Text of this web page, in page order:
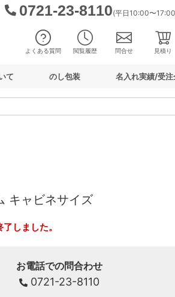
0721-23-8110(平日10:00〜
よくある質問 閲覧履歴 問合せ 見積り
て のし包装 名入れ実績/受注
キャビネサイズ
しました。
お電話での問合わせ
0721-23-8110